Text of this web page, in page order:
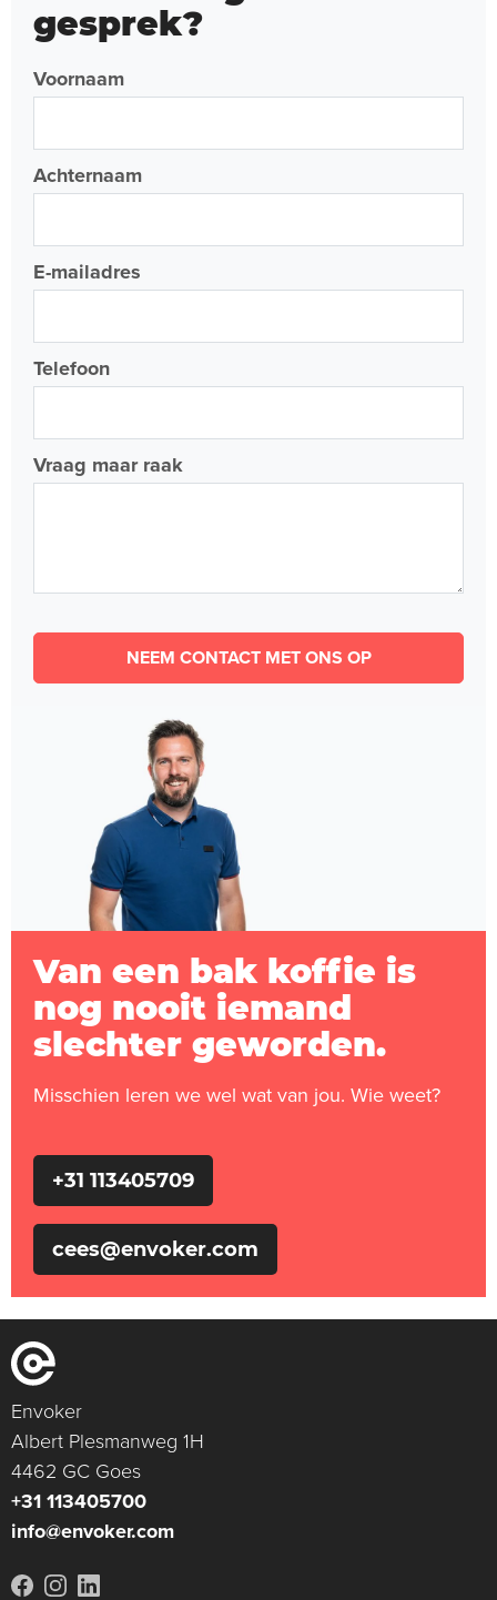
gesprek?
Voornaam
Achternaam
E-mailadres
Telefoon
Vraag maar raak
NEEM CONTACT MET ONS OP
Van een bak koffie is
nog nooit iemand
slechter geworden.
Misschien leren we wel wat van jou. Wie weet?
+31 113405709
cees@envoker.com
Envoker
Albert Plesmanweg 1H
4462 GC Goes
+31 113405700
info@envoker.com